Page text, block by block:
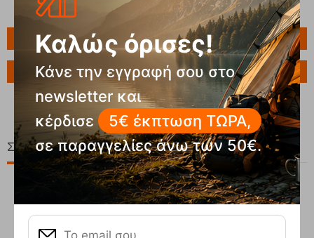
Πληροφορίες
Ερώτηση για το προϊόν
Σχετικά Προϊόντα
Καλώς όρισες!
Κάνε την εγγραφή σου στο
newsletter και
κέρδισε
5€ έκπτωση ΤΩΡΑ,
σε παραγγελίες άνω των 50€.